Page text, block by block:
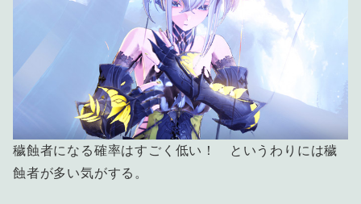
穢蝕者になる確率はすごく低い！ というわりには穢
蝕者が多い気がする。